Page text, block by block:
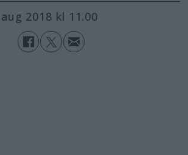
aug 2018 kl 11.00